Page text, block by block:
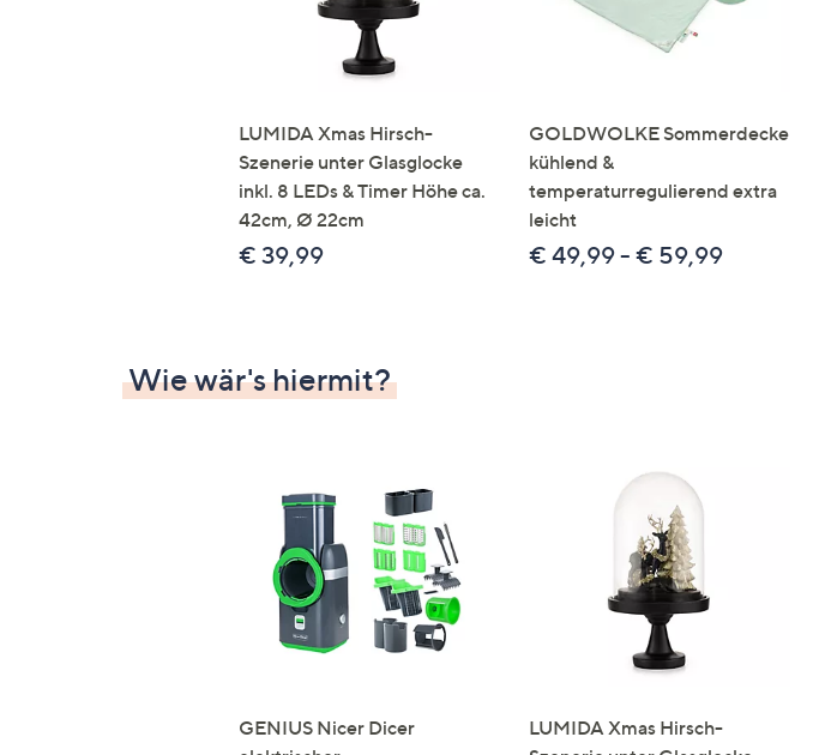
LUMIDA Xmas Hirsch-
Szenerie unter Glasglocke
inkl. 8 LEDs & Timer Höhe ca.
42cm, Ø 22cm
€ 39,99
GOLDWOLKE Sommerdecke
kühlend &
temperaturregulierend extra
leicht
€ 49,99 - € 59,99
Wie wär's hiermit?
GENIUS Nicer Dicer
LUMIDA Xmas Hirsch-